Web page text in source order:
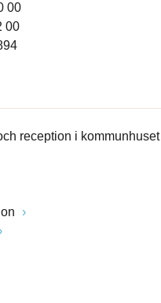
00
00
reception i kommunhuset